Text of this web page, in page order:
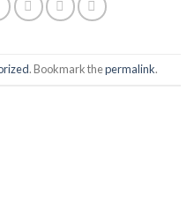
. Bookmark thepermalink.